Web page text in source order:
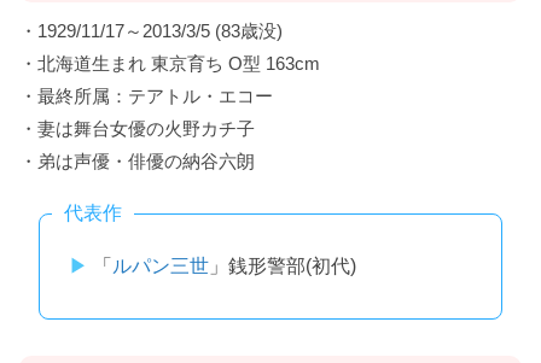
・1929/11/17～2013/3/5 (83歳没)
・北海道生まれ 東京育ち O型 163cm
・最終所属：テアトル・エコー
・妻は舞台女優の火野カチ子
・弟は声優・俳優の納谷六朗
代表作
「 ルパン三世」銭形警部(初代)